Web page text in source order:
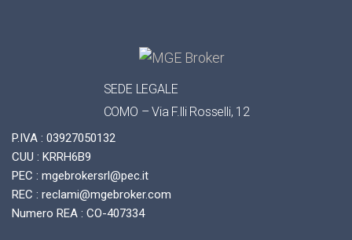
SEDE LEGALE
COMO – Via F.lli Rosselli, 12
P.IVA : 03927050132
CUU : KRRH6B9
PEC : mgebrokersrl@pec.it
REC : reclami@mgebroker.com
Numero REA : CO-407334